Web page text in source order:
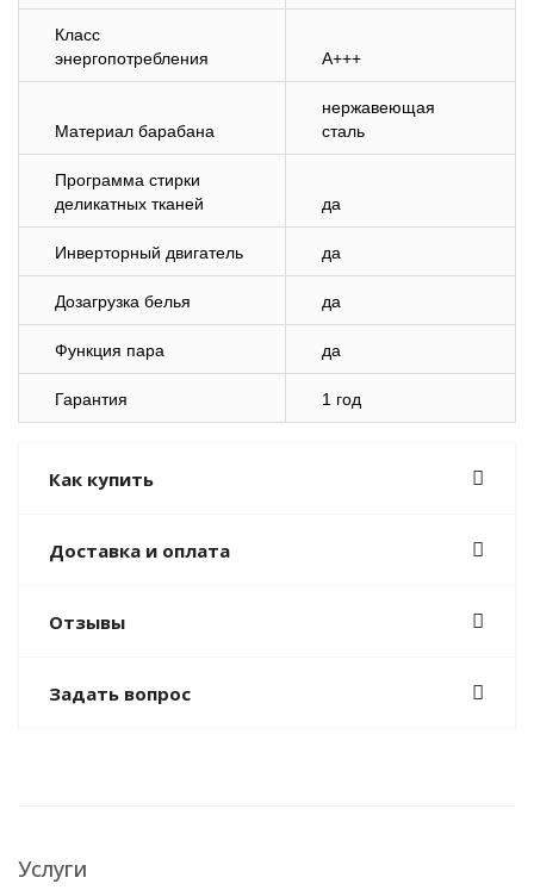
Класс
энергопотребления
A+++
Материал барабана
нержавеющая
сталь
Программа стирки
деликатных тканей
да
Инверторный двигатель да
Дозагрузка белья да
Функция пара да
Гарантия 1 год
Как купить
Доставка и оплата
Отзывы
Задать вопрос
Услуги